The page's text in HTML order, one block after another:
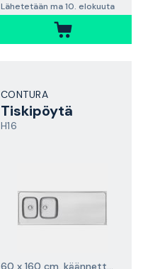
Lähetetään ma 10. elokuuta
CONTURA
Tiskipöytä
H16
60 x 160 cm, käännettävä